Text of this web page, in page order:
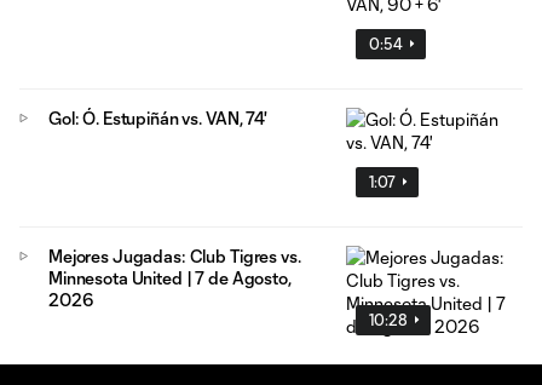
0:54
1:07
Gol: Ó. Estupiñán vs. VAN, 74'
10:28
Mejores Jugadas: Club Tigres vs.
Minnesota United | 7 de Agosto,
2026